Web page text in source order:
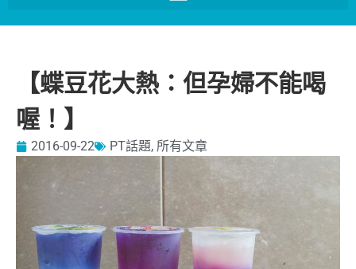
【蝶豆花大熱：但孕婦不能喝
喔！】
2016-09-22 PT話題, 所有文章